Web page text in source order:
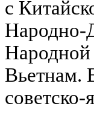
с
Народно-
Народной
Вьетнам.